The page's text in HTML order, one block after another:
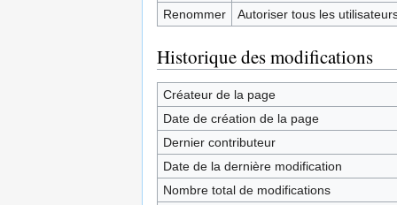
Renommer
Autoriser tous les
Historique des modifications
Créateur de la page
Date de création de la page
Dernier contributeur
Date de la dernière modification
Nombre total de modifications